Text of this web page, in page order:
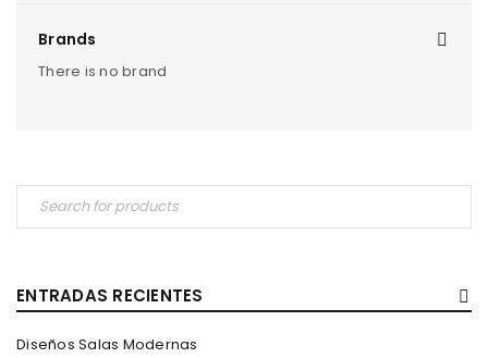
Brands
There is no brand
ENTRADAS RECIENTES
Diseños Salas Modernas